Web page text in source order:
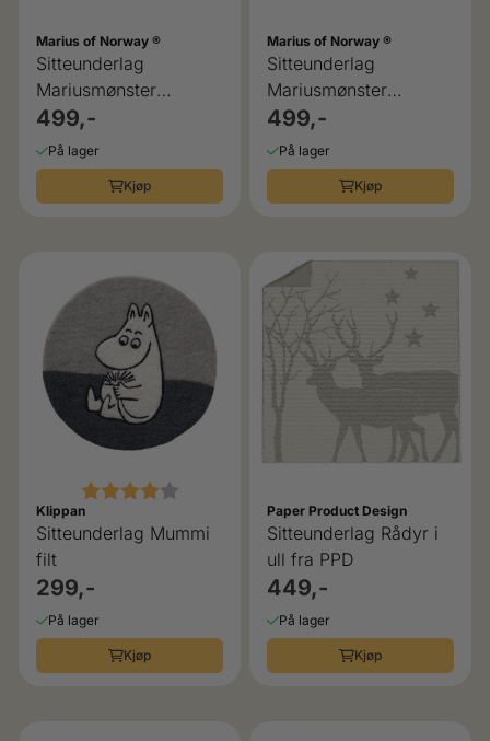
Marius of Norway ®
Sitteunderlag
Mariusmønster
gul/grått/hvit
499,-
På lager
Kjøp
Marius of Norway ®
Sitteunderlag
Mariusmønster
sort/grått/hvit
499,-
På lager
Kjøp
Karakter:
Klippan
Sitteunderlag Mummi
filt
299,-
På lager
Kjøp
Paper Product Design
Sitteunderlag Rådyr i
ull fra PPD
449,-
På lager
Kjøp